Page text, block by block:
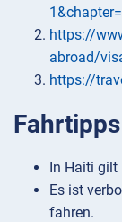
https://
abroad/
https://
In Haiti gilt
Es ist
fahren.